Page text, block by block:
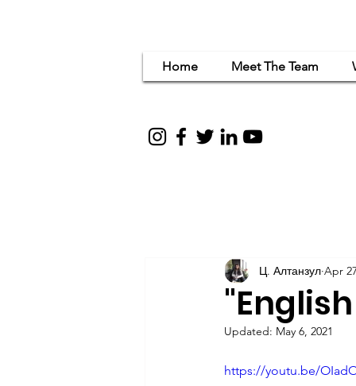
Home Meet The Team
Ц. Алтанзул Apr
Updated: May 6, 2021
https://youtu.be/